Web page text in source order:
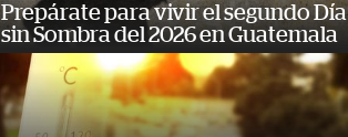
Prepárate para vivir el segundo Día
sin Sombra del 2026 en Guatemala